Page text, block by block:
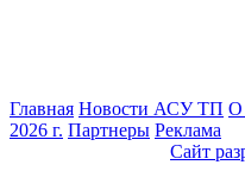
Главная Новости АСУ ТП О
2026 г. Партнеры Реклама
Сайт